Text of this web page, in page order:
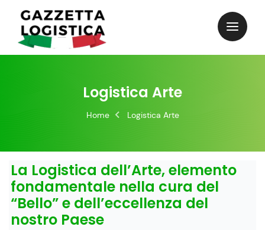
content
Logistica Arte
Home Logistica Arte
La Logistica dell’Arte, elemento
fondamentale nella cura del
“Bello” e dell’eccellenza del
nostro Paese